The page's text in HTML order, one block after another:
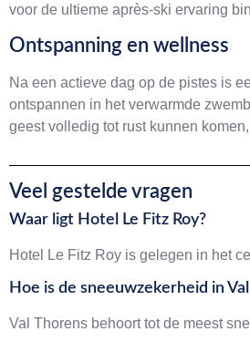
voor de ultieme après-ski ervaring
Ontspanning en wellness
Na een actieve dag op de pistes is
ontspannen in het verwarmde
geest volledig tot rust kunnen
Veel gestelde vragen
Waar ligt Hotel Le Fitz Roy?
Hotel Le Fitz Roy is gelegen in het
Hoe is de sneeuwzekerheid in
Val Thorens behoort tot de meest